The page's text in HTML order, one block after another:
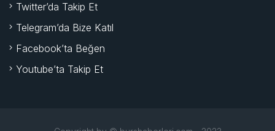
Twitter’da Takip Et
Telegram’da Bize Katıl
Facebook’ta Beğen
Youtube’ta Takip Et